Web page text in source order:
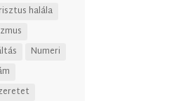
halála
Numeri